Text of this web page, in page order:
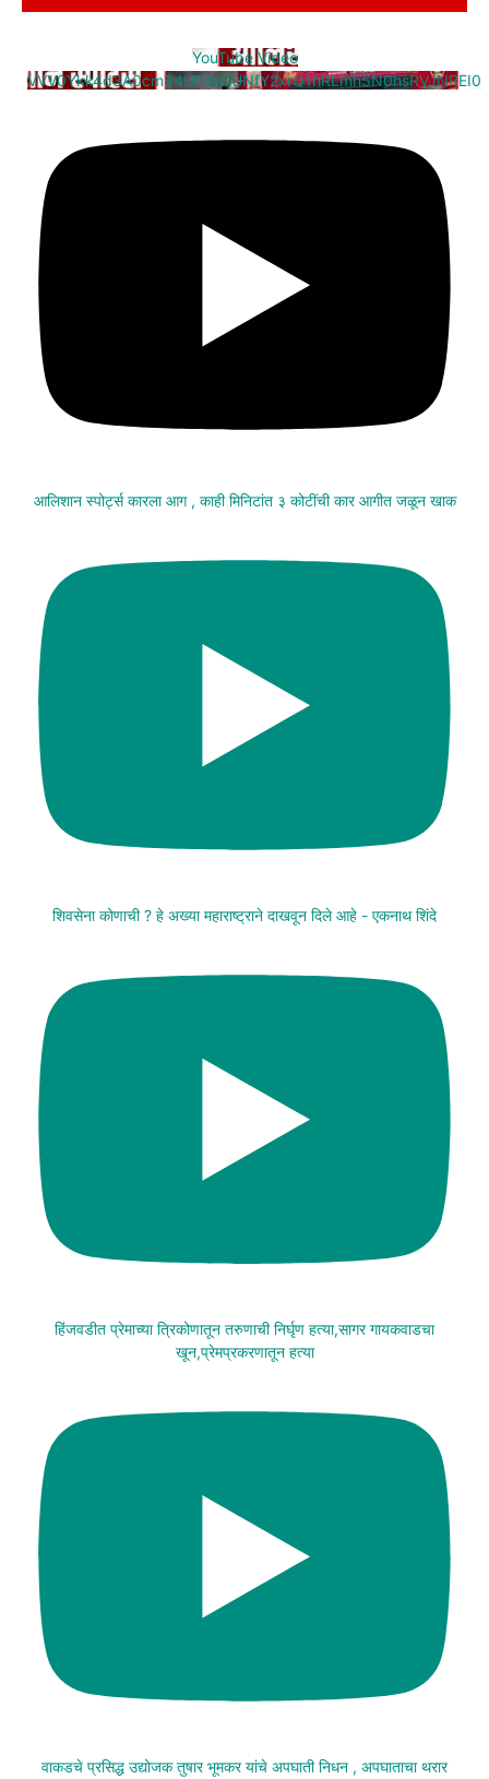
YouTube Video
VVV0Ykk4d3A0cm94U1VaQUNfY2xrQ1hRLmh5N0hsRVJNREI0
आलिशान स्पोर्ट्स कारला आग , काही मिनिटांत ३ कोटींची कार आगीत जळून खाक
शिवसेना कोणाची ? हे अख्या महाराष्ट्राने दाखवून दिले आहे - एकनाथ शिंदे
हिंजवडीत प्रेमाच्या त्रिकोणातून तरुणाची निर्घृण हत्या,सागर गायकवाडचा
खून,प्रेमप्रकरणातून हत्या
वाकडचे प्रसिद्ध उद्योजक तुषार भूमकर यांचे अपघाती निधन , अपघाताचा थरार